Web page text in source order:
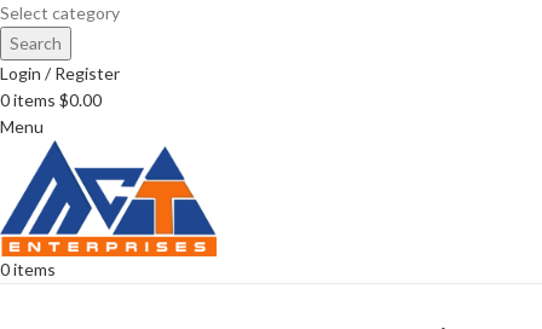
Select category
Search
Login / Register
0items $0.00
Menu
0items